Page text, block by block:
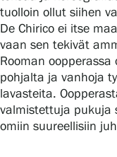
tuolloin ollut siihen
De Chirico ei itse
vaan sen tekivät
Rooman
pohjalta ja vanhoja
lavasteita.
valmistettuja pukuja
omiin suureellisiin